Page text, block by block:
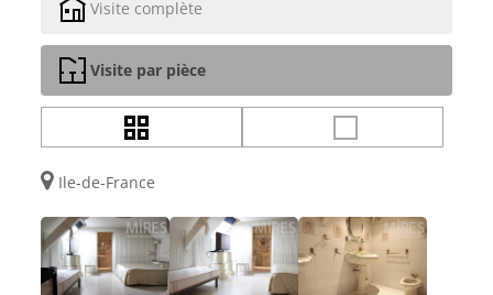
Visite complète
Visite par pièce
Ile-de-France